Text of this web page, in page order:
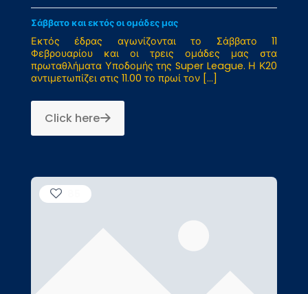
Σάββατο και εκτός οι ομάδες μας
Εκτός έδρας αγωνίζονται το Σάββατο 11
Φεβρουαρίου και οι τρεις ομάδες μας στα
πρωταθλήματα Υποδομής της Super League. Η Κ20
αντιμετωπίζει στις 11.00 το πρωί τον […]
Click here